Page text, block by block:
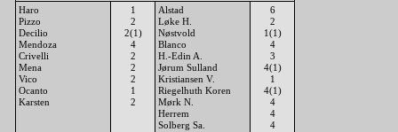
Haro
Pizzo
Decilio
Mendoza
Crivelli
Mena
Vico
Ocanto
Karsten
1
2
2(1)
4
2
2
2
1
2
Alstad
Løke H.
Nøstvold
Blanco
H.-Edin A.
Jørum Sulland
Kristiansen V.
Riegelhuth Koren
Mørk N.
Herrem
Solberg Sa.
6
2
1(1)
4
3
4(1)
1
4(1)
4
4
4